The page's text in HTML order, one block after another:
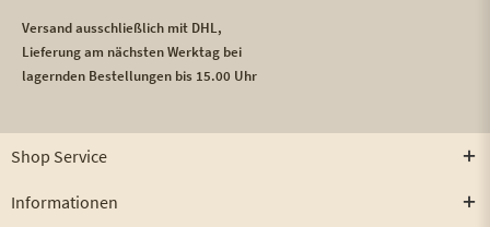
Versand ausschließlich mit DHL,
Lieferung am nächsten Werktag bei
lagernden Bestellungen bis 15.00 Uhr
Shop Service
Informationen